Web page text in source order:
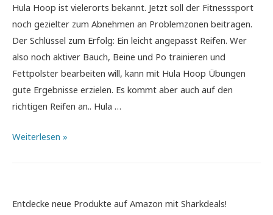
Hula Hoop ist vielerorts bekannt. Jetzt soll der Fitnesssport
noch gezielter zum Abnehmen an Problemzonen beitragen.
Der Schlüssel zum Erfolg: Ein leicht angepasst Reifen. Wer
also noch aktiver Bauch, Beine und Po trainieren und
Fettpolster bearbeiten will, kann mit Hula Hoop Übungen
gute Ergebnisse erzielen. Es kommt aber auch auf den
richtigen Reifen an.. Hula …
Hula
Fitnesstrend
Weiterlesen »
Entdecke neue Produkte auf Amazon mit Sharkdeals!